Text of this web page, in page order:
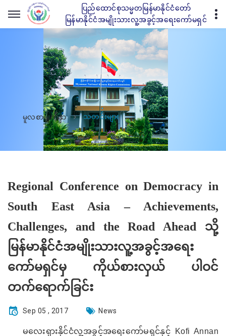
ပြည်ထောင်စုသမ္မတမြန်မာနိုင်ငံတော်
မြန်မာနိုင်ငံအမျိုးသားလူ့အခွင့်အရေးကော်မရှင်
မူလစာမျက်နှာ သတင်းများ
Regional Conference on Democracy in
South East Asia – Achievements,
Challenges, and the Road Ahead သို့
မြန်မာနိုင်ငံအမျိုးသားလူ့အခွင့်အရေး
ကော်မရှင်မှ ကိုယ်စားလှယ် ပါဝင်
တက်ရောက်ခြင်း
Sep 05 , 2017 News
မလေးရှားနိုင်ငံလူ့အခွင့်အရေးကော်မရှင်နှင့်
Kofi Annan